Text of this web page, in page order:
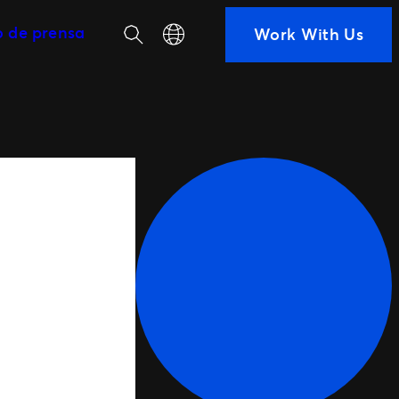
de prensa BuscarSelect your language
Work With Us